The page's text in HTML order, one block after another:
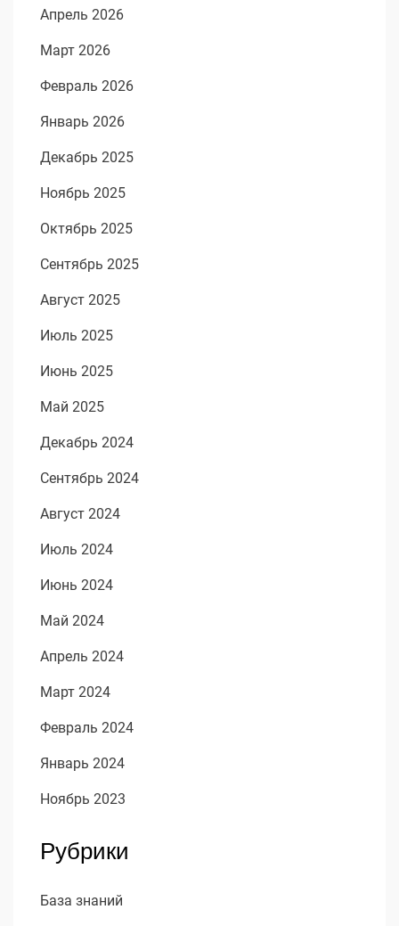
Апрель 2026
Март 2026
Февраль 2026
Январь 2026
Декабрь 2025
Ноябрь 2025
Октябрь 2025
Сентябрь 2025
Август 2025
Июль 2025
Июнь 2025
Май 2025
Декабрь 2024
Сентябрь 2024
Август 2024
Июль 2024
Июнь 2024
Май 2024
Апрель 2024
Март 2024
Февраль 2024
Январь 2024
Ноябрь 2023
Рубрики
База знаний